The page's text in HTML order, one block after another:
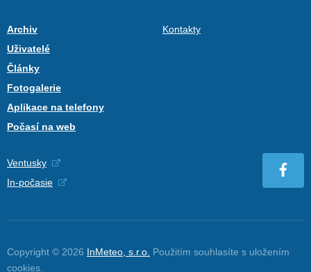
Archiv
Uživatelé
Články
Fotogalerie
Aplikace na telefony
Počasí na web
Kontakty
Ventusky
In-počasie
Copyright © 2026 InMeteo, s.r.o. Použitím souhlasíte s uložením
cookies